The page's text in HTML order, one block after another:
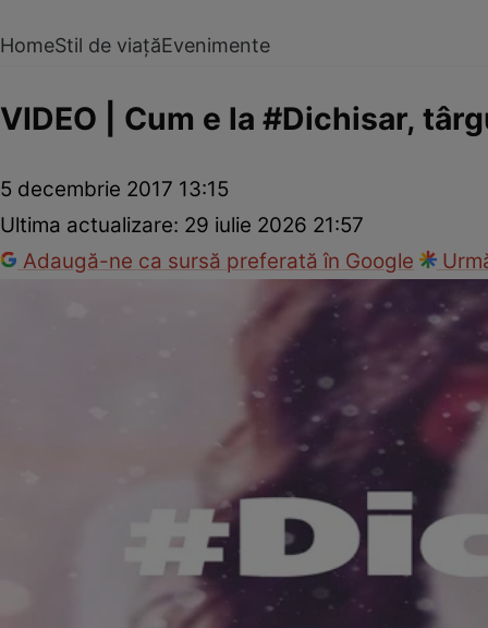
HomeStil de viațăEvenimente
VIDEO | Cum e la #Dichisar,
5 decembrie 2017 13:15
Ultima actualizare: 29 iulie 2026 21:57
Adaugă-ne ca sursă preferată în Google